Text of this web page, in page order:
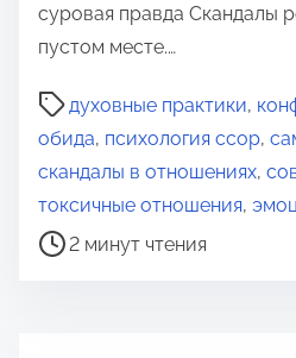
суровая правда Скандалы
пустом месте.…
духовные практики,
обида, психология ссор,
скандалы в отношениях,
токсичные отношения,
В
р
е
м
я
2 минут чтения